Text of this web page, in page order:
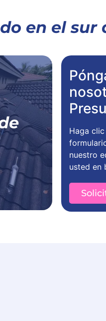
en el sur
hogar,
Haga
nuestro
usted en